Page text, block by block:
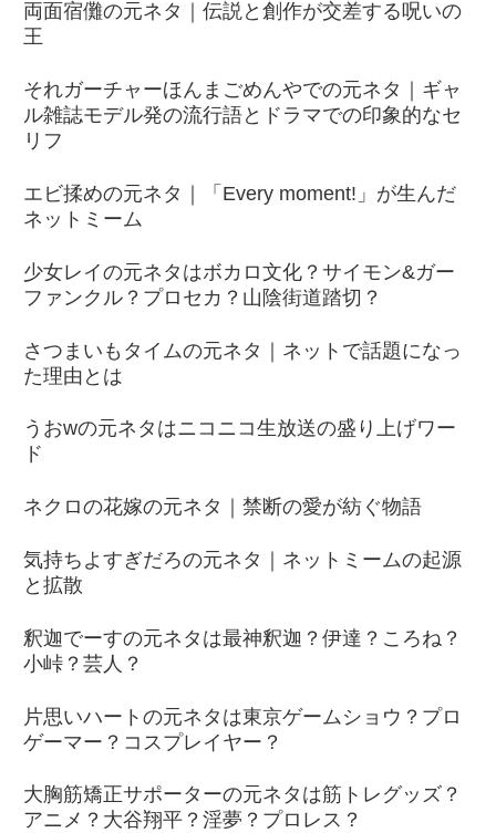
両面宿儺の元ネタ｜伝説と創作が交差する呪いの
王
それガーチャーほんまごめんやでの元ネタ｜ギャ
ル雑誌モデル発の流行語とドラマでの印象的なセ
リフ
エビ揉めの元ネタ｜「Every moment!」が生んだ
ネットミーム
少女レイの元ネタはボカロ文化？サイモン&ガー
ファンクル？プロセカ？山陰街道踏切？
さつまいもタイムの元ネタ｜ネットで話題になっ
た理由とは
うおwの元ネタはニコニコ生放送の盛り上げワー
ド
ネクロの花嫁の元ネタ｜禁断の愛が紡ぐ物語
気持ちよすぎだろの元ネタ｜ネットミームの起源
と拡散
釈迦でーすの元ネタは最神釈迦？伊達？ころね？
小峠？芸人？
片思いハートの元ネタは東京ゲームショウ？プロ
ゲーマー？コスプレイヤー？
大胸筋矯正サポーターの元ネタは筋トレグッズ？
アニメ？大谷翔平？淫夢？プロレス？